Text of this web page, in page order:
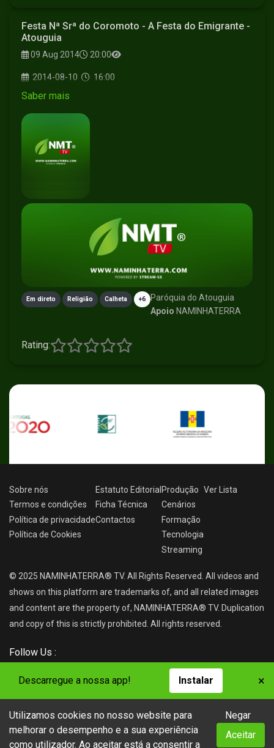
Festa Nª Srª do Coromoto - A Festa do Emigrante -
Atouguia
09 Aug 2014 20:00
2014-08-10 16:00
Saber mais
Em direto Religião Calheta +6
Paróquia do Atouguia
Apoio NAMINHATERRA
Rating:
Utilizamos cookies no nosso website para
melhorar o desempenho e a sua experiência
como utilizador. Ao aceitar está a consentir a
Negar
Aceitar
Sobre nós
Termos e condições
Política de privacidade
Política de Cookies
Estatuto Editorial
Ficha Técnica
Contactos
Produção
Cenários
Formação
Tecnologia
Streaming
Ver Lista
© 2025 NAMINHATERRA® TV. All Rights Reserved. All videos and
shows on this platform are trademarks of, and all related images
and content are the property of, NAMINHATERRA® TV. Duplication
and copy of this is strictly prohibited. All rights reserved.
Follow Us :
NAMINHATERRA® TV
Descarregue a nossa app! Instalar ×